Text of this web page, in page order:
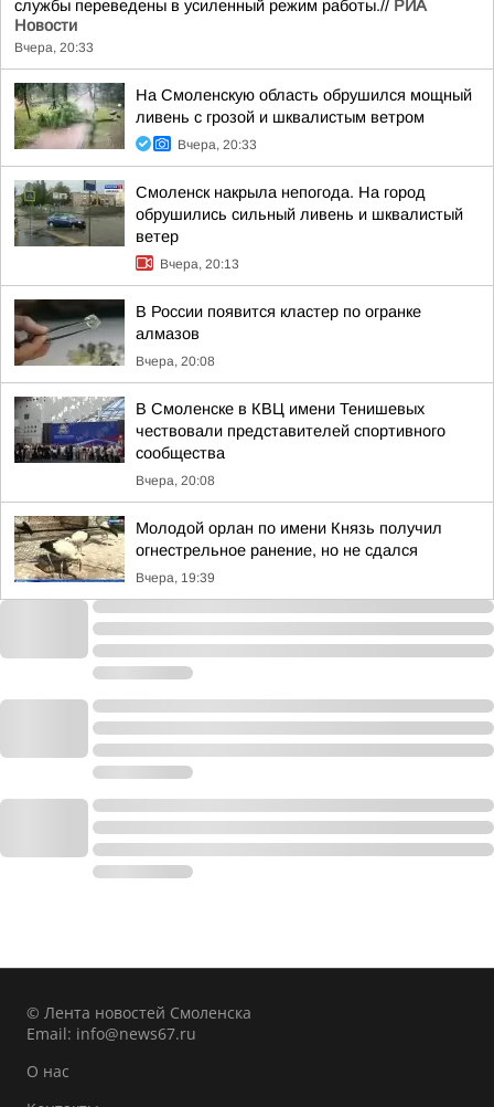
службы переведены в усиленный режим работы.// РИА
Новости
Вчера, 20:33
На Смоленскую область обрушился мощный
ливень с грозой и шквалистым ветром
Вчера, 20:33
Смоленск накрыла непогода. На город
обрушились сильный ливень и шквалистый
ветер
Вчера, 20:13
В России появится кластер по огранке
алмазов
Вчера, 20:08
В Смоленске в КВЦ имени Тенишевых
чествовали представителей спортивного
сообщества
Вчера, 20:08
Молодой орлан по имени Князь получил
огнестрельное ранение, но не сдался
Вчера, 19:39
© Лента новостей Смоленска
Email: info@news67.ru
О нас